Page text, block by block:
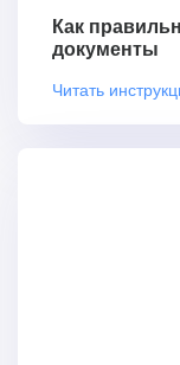
Как
документы
Читать